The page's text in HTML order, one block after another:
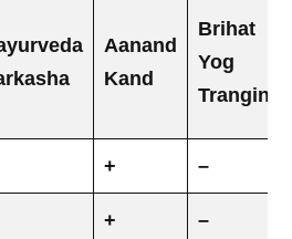
Aanand
Kand
Brihat
Yog
Trangini
+ –
+ –